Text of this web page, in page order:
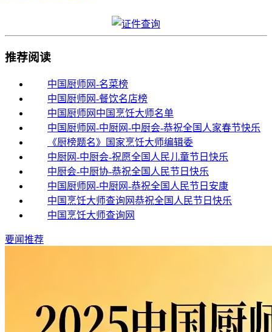
推荐阅读
中国厨师网-名菜榜
中国厨师网-餐饮名店榜
中国厨师网中国烹饪大师名单
中国厨师网-中厨网-中厨会-恭祝全国人家春节快乐
《厨榜题名》国家烹饪大师编辑委
中厨网-中厨会-祝愿全国人民儿童节日快乐
中厨会-中厨协-恭祝全国人民节日快乐
中国厨师网-中厨网-恭祝全国人民节日安康
中国烹饪大师查询网恭祝全国人民节日快乐
中国烹饪大师查询网
要闻推荐